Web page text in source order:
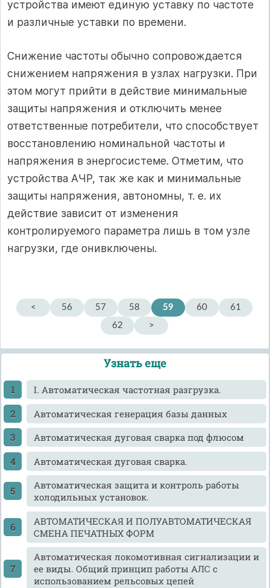
устройства имеют единую уставку по частоте
и различные уставки по времени.
Снижение частоты обычно сопровождается
снижением напряжения в узлах нагрузки. При
этом могут прийти в действие минимальные
за­щиты напряжения и отключить менее
ответственные потребители, что способствует
восстановлению номинальной частоты и
напряжения в энергосистеме. Отметим, что
устройства АЧР, так же как и минималь­ные
защиты напряжения, автономны, т. е. их
действие зависит от из­менения
контролируемого параметра лишь в том узле
нагрузки, где онивключены.
< 56 57 58 59 60
61
62
>
Узнать еще
I. Автоматическая частотная разгрузка.
Автоматическая генерация базы данных
Автоматическая дуговая сварка под флюсом
Автоматическая дуговая сварка.
Автоматическая защита и контроль работы
холодильных установок.
АВТОМАТИЧЕСКАЯ И ПОЛУАВТОМАТИЧЕСКАЯ
СМЕНА ПЕЧАТНЫХ ФОРМ
Автоматическая локомотивная сигнализации и
ее виды. Общий принцип работы АЛС с
использованием рельсовых цепей